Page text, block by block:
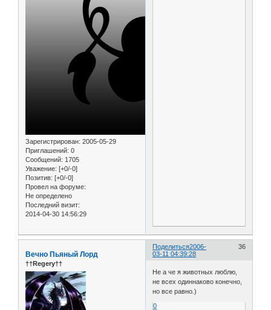
Зарегистрирован: 2005-05-29
Приглашений: 0
Сообщений: 1705
Уважение: [+0/-0]
Позитив: [+0/-0]
Провел на форуме:
Не определено
Последний визит:
2014-04-30 14:56:29
Поделиться 36
2006-
03-11 04:39:28
Вечно Пьяный Лорд
††Regery††
Не а че я животных люблю,
не всех одиннаково конечно,
но все равно.)
0